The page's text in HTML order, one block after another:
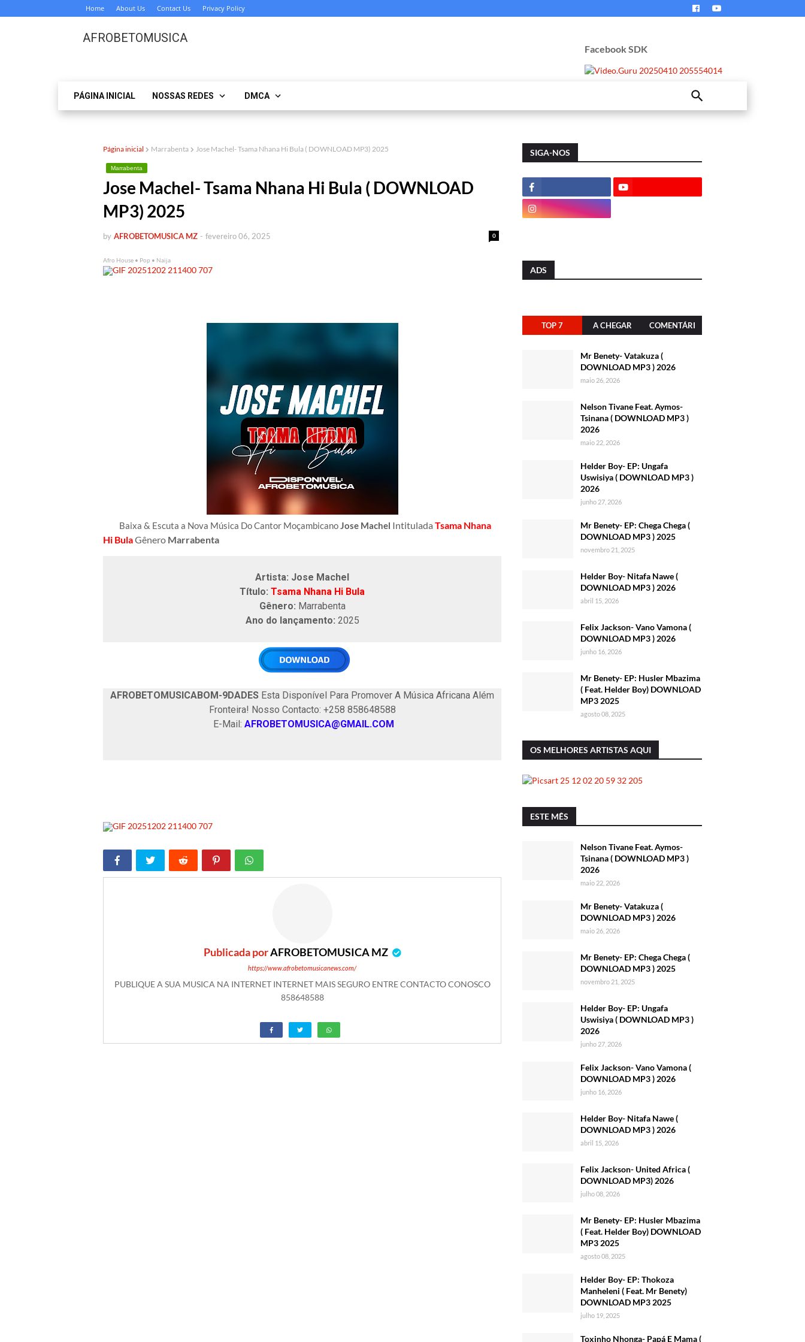
Home About Us Contact Us Privacy Policy
AFROBETOMUSICA
Facebook SDK
PÁGINA INICIAL NOSSAS REDES DMCA
Página inicial Marrabenta Jose Machel- Tsama Nhana Hi Bula ( DOWNLOAD MP3) 2025
Marrabenta
Jose Machel- Tsama Nhana Hi Bula ( DOWNLOAD
MP3) 2025
by AFROBETOMUSICA MZ 0
- fevereiro 06, 2025
Afro House • Pop • Naija
Baixa & Escuta a Nova Música Do Cantor MoçambicanoJose Machel Intitulada Tsama Nhana
Hi BulaGênero Marrabenta
Artista: Jose Machel
Título: Tsama Nhana Hi Bula
Gênero: Marrabenta
Ano do lançamento: 2025
AFROBETOMUSICABOM-9DADES Esta Disponível Para Promover A Música Africana Além
Fronteira! Nosso Contacto: +258 858648588
E-Mail: AFROBETOMUSICA@GMAIL.COM
Publicada porAFROBETOMUSICA MZ
https://www.afrobetomusicanews.com/
PUBLIQUE A SUA MUSICA NA INTERNET INTERNET MAIS SEGURO ENTRE CONTACTO CONOSCO
858648588
SIGA-NOS
ADS
TOP 7 A CHEGAR COMENTÁRI
Mr Benety- Vatakuza (
DOWNLOAD MP3 ) 2026
maio 26, 2026
Nelson Tivane Feat. Aymos-
Tsinana ( DOWNLOAD MP3 )
2026
maio 22, 2026
Helder Boy- EP: Ungafa
Uswisiya ( DOWNLOAD MP3 )
2026
junho 27, 2026
Mr Benety- EP: Chega Chega (
DOWNLOAD MP3 ) 2025
novembro 21, 2025
Helder Boy- Nitafa Nawe (
DOWNLOAD MP3 ) 2026
abril 15, 2026
Felix Jackson- Vano Vamona (
DOWNLOAD MP3 ) 2026
junho 16, 2026
Mr Benety- EP: Husler Mbazima
( Feat. Helder Boy) DOWNLOAD
MP3 2025
agosto 08, 2025
OS MELHORES ARTISTAS AQUI
ESTE MÊS
Nelson Tivane Feat. Aymos-
Tsinana ( DOWNLOAD MP3 )
2026
maio 22, 2026
Mr Benety- Vatakuza (
DOWNLOAD MP3 ) 2026
maio 26, 2026
Mr Benety- EP: Chega Chega (
DOWNLOAD MP3 ) 2025
novembro 21, 2025
Helder Boy- EP: Ungafa
Uswisiya ( DOWNLOAD MP3 )
2026
junho 27, 2026
Felix Jackson- Vano Vamona (
DOWNLOAD MP3 ) 2026
junho 16, 2026
Helder Boy- Nitafa Nawe (
DOWNLOAD MP3 ) 2026
abril 15, 2026
Felix Jackson- United Africa (
DOWNLOAD MP3) 2026
julho 08, 2026
Mr Benety- EP: Husler Mbazima
( Feat. Helder Boy) DOWNLOAD
MP3 2025
agosto 08, 2025
Helder Boy- EP: Thokoza
Manheleni ( Feat. Mr Benety)
DOWNLOAD MP3 2025
julho 19, 2025
Toxinho Nhonga- Papá E Mama (